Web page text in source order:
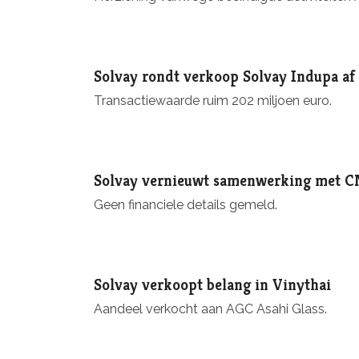
Solvay rondt verkoop Solvay Indupa af
Transactiewaarde ruim 202 miljoen euro.
Solvay vernieuwt samenwerking met
Geen financiele details gemeld.
Solvay verkoopt belang in Vinythai
Aandeel verkocht aan AGC Asahi Glass.